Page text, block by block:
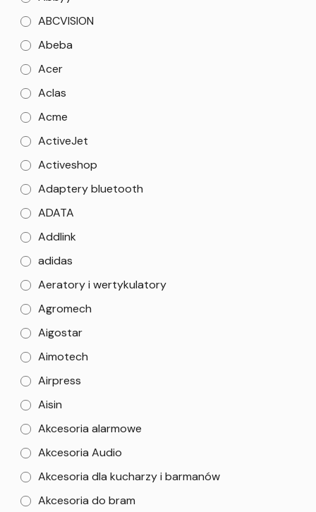
ABCVISION
Abeba
Acer
Aclas
Acme
ActiveJet
Activeshop
Adaptery bluetooth
ADATA
Addlink
adidas
Aeratory i wertykulatory
Agromech
Aigostar
Aimotech
Airpress
Aisin
Akcesoria alarmowe
Akcesoria Audio
Akcesoria dla kucharzy i barmanów
Akcesoria do bram